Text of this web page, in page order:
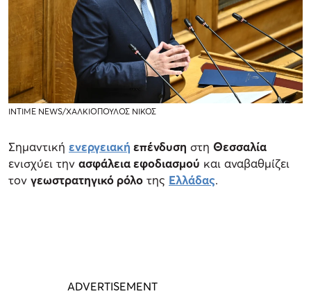
INTIME NEWS/ΧΑΛΚΙΟΠΟΥΛΟΣ ΝΙΚΟΣ
Σημαντική ενεργειακή επένδυση στη Θεσσαλία
ενισχύει την ασφάλεια εφοδιασμού και αναβαθμίζει
τον γεωστρατηγικό ρόλο της Ελλάδας.